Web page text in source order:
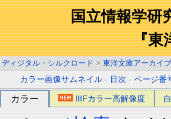
国立情報学研
『東
ディジタル・シルクロード > 東洋文庫アーカイブ
カラー画像サムネイル - 目次 -ページ番
カラー IIIFカラー高解像度